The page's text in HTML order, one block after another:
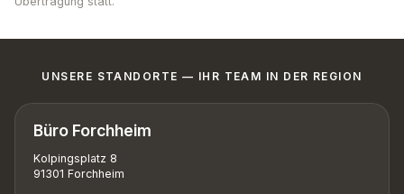
UNSERE STANDORTE — IHR TEAM IN DER REGION
Büro Forchheim
Kolpingsplatz 8
91301 Forchheim